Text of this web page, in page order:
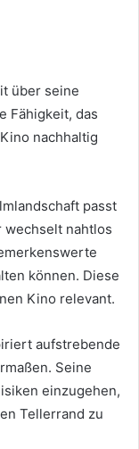
über seine
Fähigkeit, das
nachhaltig
passt
wechselt nahtlos
können. Diese
Kino relevant.
aufstrebende
Seine
einzugehen,
Tellerrand zu